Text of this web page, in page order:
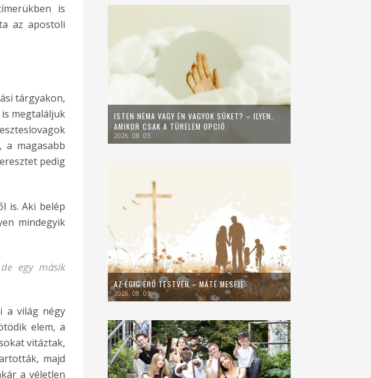
is
az apostoli
tárgyakon,
megtaláljuk
a magasabb
pedig
is. Aki belép
mindegyik
egy másik
a világ négy
elem, a
vitáztak,
majd
a véletlen
ISTEN NÉMA VAGY ÉN VAGYOK SÜKET? – ILYEN,
AMIKOR CSAK A TÜRELEM OPCIÓ
2026. 08. 03.
AZ ÉGIG ÉRŐ TESTVÉR – MÁTÉ MESÉJE
2026. 08. 01.